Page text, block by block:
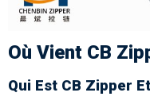
Où Vient CB
Qui Est CB Zipper